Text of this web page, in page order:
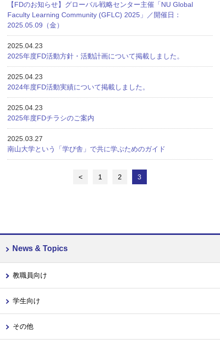
【FDのお知らせ】グローバル戦略センター主催「NU Global
Faculty Learning Community (GFLC) 2025」／開催日：
2025.05.09（金）
2025.04.23
2025年度FD活動方針・活動計画について掲載しました。
2025.04.23
2024年度FD活動実績について掲載しました。
2025.04.23
2025年度FDチラシのご案内
2025.03.27
南山大学という「学び舎」で共に学ぶためのガイド
< 1 2 3
News & Topics
教職員向け
学生向け
その他